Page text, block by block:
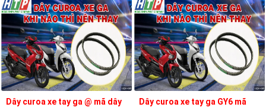
Dây curoa xe tay ga @ mã dây
Dây curoa xe tay ga GY6 mã